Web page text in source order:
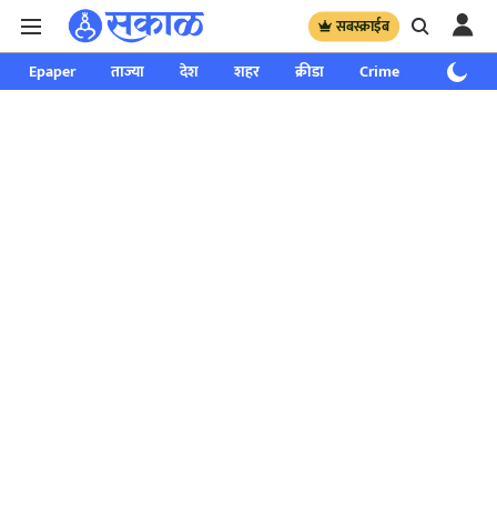
सबस्क्राईब
Epaper ताज्या देश शहर क्रीडा Crime साप्ताहिक